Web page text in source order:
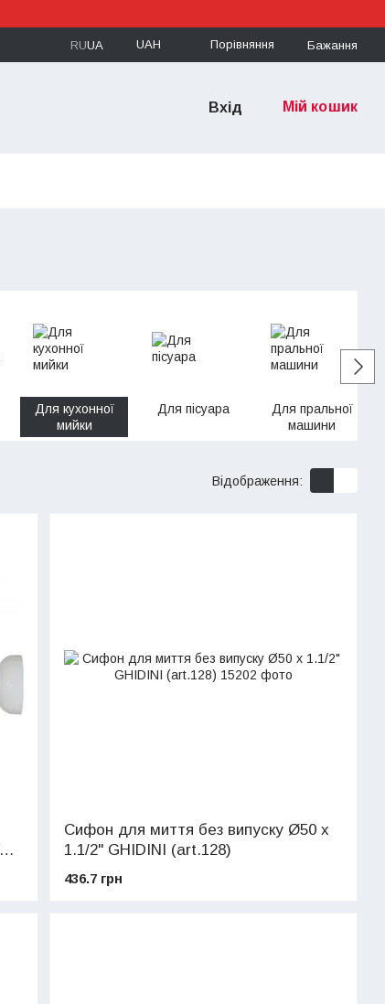
RUUA UAH Порівняння Бажання
Вхід Мій кошик
Для кухонної
мийки
Для пісуара
Для пральної
машини
Відображення:
Сифон для миття без випуску Ø50 х
1.1/2" GHIDINI (art.128)
436.7 грн